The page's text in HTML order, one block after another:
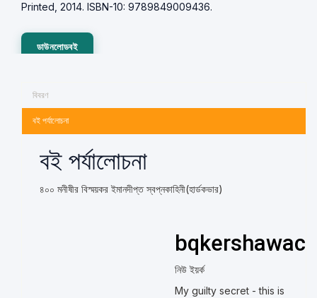
Printed, 2014. ISBN-10: 9789849009436.
ডাউনলোডবই
বিবরণ
বই পর্যালোচনা
বই পর্যালোচনা
৪০০ মনীষীর বিস্ময়কর ইমানদীপ্ত স্বপ্নকাহিনী(হার্ডকভার)
নিউ ইয়র্ক
My guilty secret - this is